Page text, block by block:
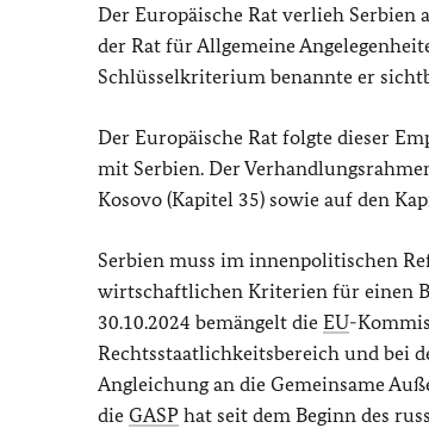
Der Europäische Rat verlieh Serbien
der Rat für Allgemeine
Schlüsselkriterium benannte er
Der Europäische Rat folgte dieser
mit Serbien. Der
Kosovo (Kapitel 35) sowie auf den
Serbien muss im innenpolitischen
wirtschaftlichen Kriterien für einen
30.10.2024 bemängelt die EU-
Rechtsstaatlichkeitsbereich und bei
Angleichung an die Gemeinsame
die GASP hat seit dem Beginn des